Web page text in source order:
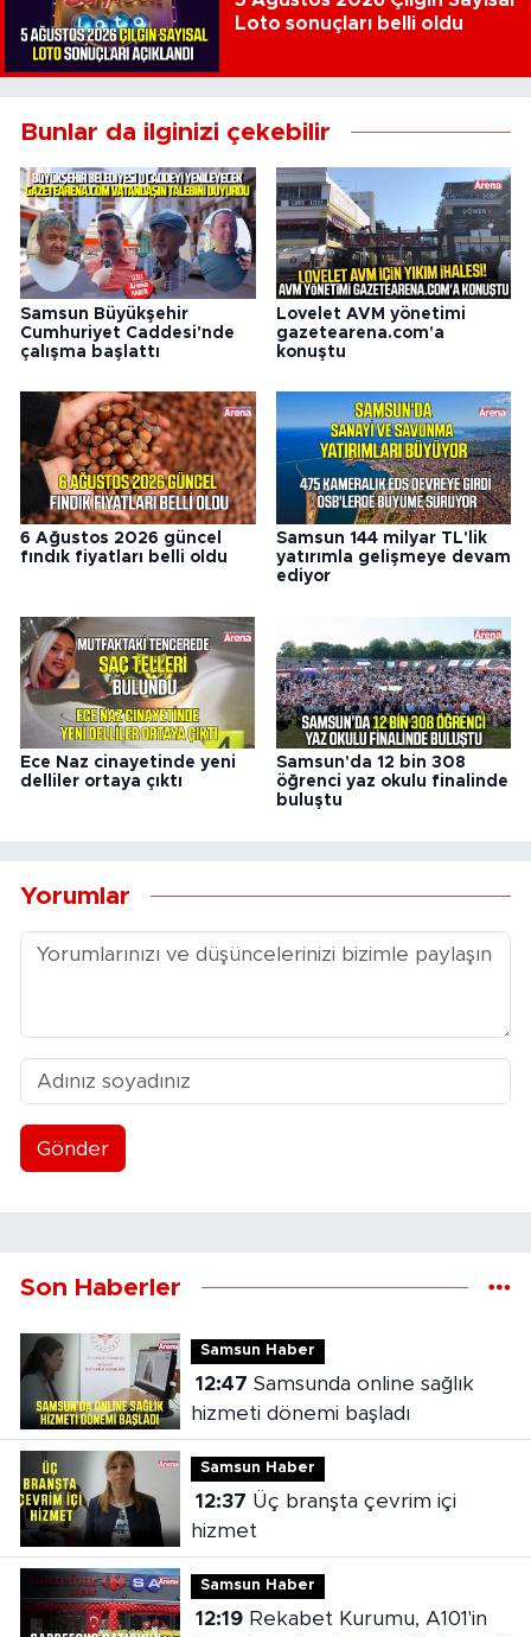
Loto sonuçları belli oldu
Bunlar da ilginizi çekebilir
Samsun Büyükşehir
Cumhuriyet Caddesi'nde
çalışma başlattı
Lovelet AVM yönetimi
gazetearena.com'a
konuştu
6 Ağustos 2026 güncel
fındık fiyatları belli oldu
Samsun 144 milyar TL'lik
yatırımla gelişmeye devam
ediyor
Ece Naz cinayetinde yeni
delliler ortaya çıktı
Samsun'da 12 bin 308
öğrenci yaz okulu finalinde
buluştu
Yorumlar
Gönder
Son Haberler
Samsun Haber
12:47
hizmeti dönemi başladı
Samsun Haber
12:37
hizmet
Samsun Haber
12:19Rekabet Kurumu, A101'in